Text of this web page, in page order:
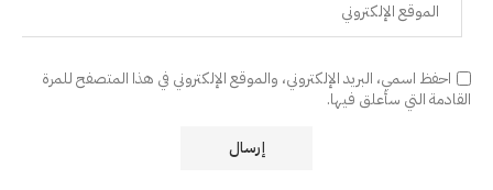
احفظ اسمي، البريد الإلكتروني، والموقع الإلكتروني في هذا المتصفح للمرة
القادمة التي سأعلق فيها.